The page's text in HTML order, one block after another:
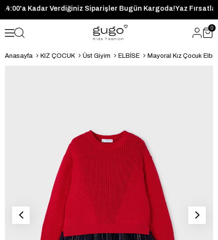
14:00'a Kadar Verdiğiniz Siparişler Bugün Kargoda! Yaz
0
Anasayfa KIZ ÇOCUK Üst Giyim ELBİSE Mayoral Kız Çocuk